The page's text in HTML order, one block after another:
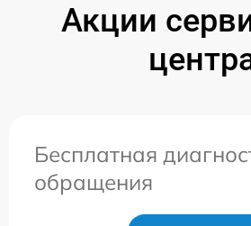
Акции
Бесплатная
обращения